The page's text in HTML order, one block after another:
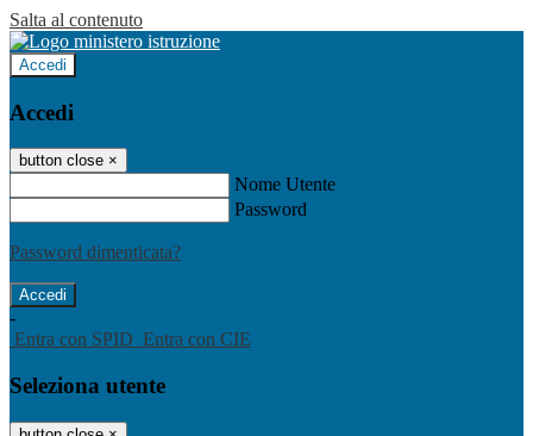
Salta al contenuto
Accedi
Accedi
button close ×
Nome Utente
Password
Password dimenticata?
-
Entra con SPID Entra con CIE
Seleziona utente